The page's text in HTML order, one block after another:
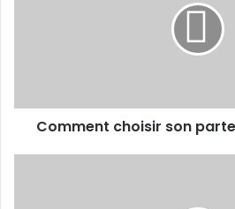
Comment choisir son